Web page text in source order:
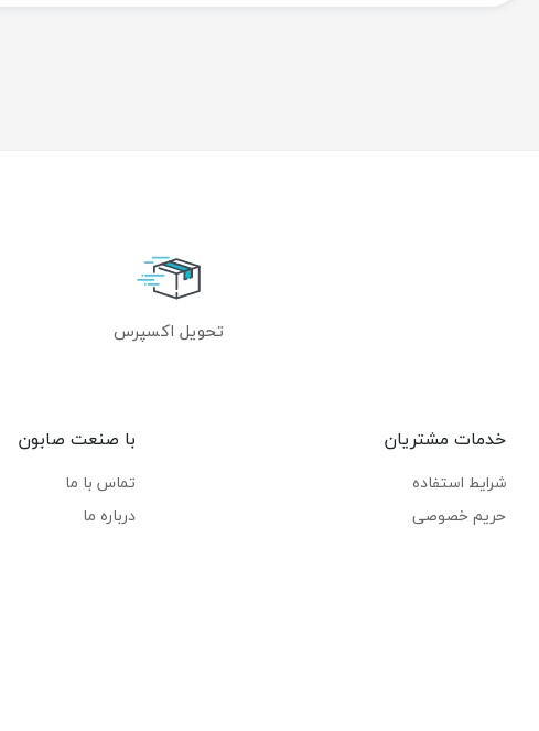
تحویل اکسپرس
خدمات مشتریان
شرایط استفاده
حریم خصوصی
با صنعت صابون
تماس با ما
درباره ما